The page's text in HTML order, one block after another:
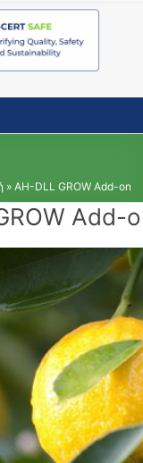
» AH-DLL GROW Add-on
Add-